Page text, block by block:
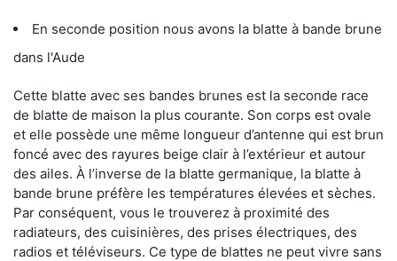
En seconde position nous avons la blatte à bande brune
dans l'Aude
Cette blatte avec ses bandes brunes est la seconde race
de blatte de maison la plus courante. Son corps est ovale
et elle possède une même longueur d’antenne qui est brun
foncé avec des rayures beige clair à l’extérieur et autour
des ailes. À l’inverse de la blatte germanique, la blatte à
bande brune préfère les températures élevées et sèches.
Par conséquent, vous le trouverez à proximité des
radiateurs, des cuisinières, des prises électriques, des
radios et téléviseurs. Ce type de blattes ne peut vivre sans